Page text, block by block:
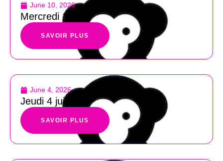
June 10, 2026
Mercredi 10 juin
SAVOIR PLUS
June 4, 2026
Jeudi 4 juin
SAVOIR PLUS